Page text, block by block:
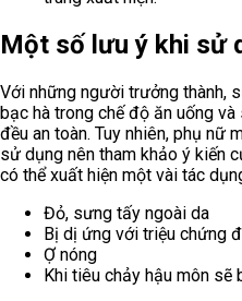
Một số lưu ý khi sử
Với những người trưởng thành,
bạc hà trong chế độ ăn uống
đều an toàn. Tuy nhiên, phụ nữ
sử dụng nên tham khảo ý kiến
có thể xuất hiện một vài tác
Đỏ, sưng tấy ngoài da
Bị dị ứng với triệu chứng
Ợ nóng
Khi tiêu chảy hậu môn sẽ